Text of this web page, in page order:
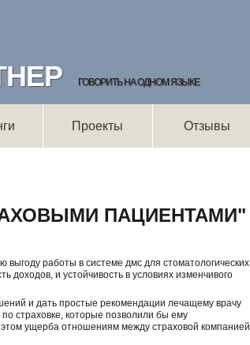
ГОВОРИТЬ НА ОДНОМ ЯЗЫКЕ
Проекты Отзывы
ПАЦИЕНТАМИ"
работы в системе дмс для стоматологических
доходов, и устойчивость в условиях изменчивого
и дать простые рекомендации лечащему врачу
страховке, которые позволили бы ему
ущерба отношениям между страховой компанией